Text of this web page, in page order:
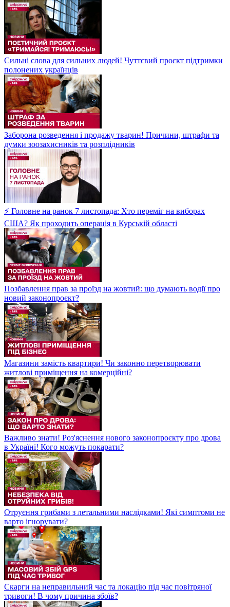
Сильні слова для сильних людей! Чуттєвий проєкт підтримки
полонених українців
Заборона розведення і продажу тварин! Причини, штрафи та
думки зоозахисників та розплідників
⚡ Головне на ранок 7 листопада: Хто переміг на виборах
США? Як проходить операція в Курській області
Позбавлення прав за проїзд на жовтий: що думають водії про
новий законопроєкт?
Магазини замість квартири! Чи законно перетворювати
житлові приміщення на комерційні?
Важливо знати! Роз'яснення нового законопроєкту про дрова
в Україні! Кого можуть покарати?
Отруєння грибами з летальними наслідками! Які симптоми не
варто ігнорувати?
Скарги на неправильний час та локацію під час повітряної
тривоги! В чому причина збоїв?